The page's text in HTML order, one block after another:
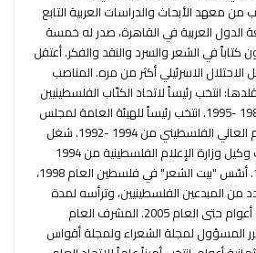
من معهد الأبحاث والدراسات العربية التابع
الدول العربية في القاهرة، صدر له خمسة
كتاباً في الشعر والسرد والنقد والفكر. أعتقل
الاحتلال الاسرئيلي أكثر من مره. المناصب
انتخب رئيساً لاتحاد الكتّاب الفلسطينيين
من 1987 -1995. انتخب رئيساً للهيئة العامة لمجلس
التعليم العالي الفلسطيني من 1994 -1992. شغل
منصب وكيل وزارة الإعلام الفلسطينية من 1994
-1998. أسّس "بيت الشعر" في فلسطين العام 1998،
من المبدعين الفلسطينيين، وترأسه لمدة
ثمانية أعوام حتى العام 2005. المشرف العام
المسؤول لمجلة الشعراء ولمجلة أقواس